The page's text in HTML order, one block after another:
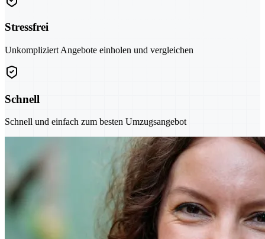
Stressfrei
Unkompliziert Angebote einholen und vergleichen
Schnell
Schnell und einfach zum besten Umzugsangebot